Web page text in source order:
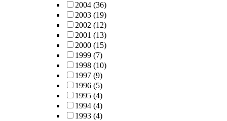
2004 (36)
2003 (19)
2002 (12)
2001 (13)
2000 (15)
1999 (7)
1998 (10)
1997 (9)
1996 (5)
1995 (4)
1994 (4)
1993 (4)